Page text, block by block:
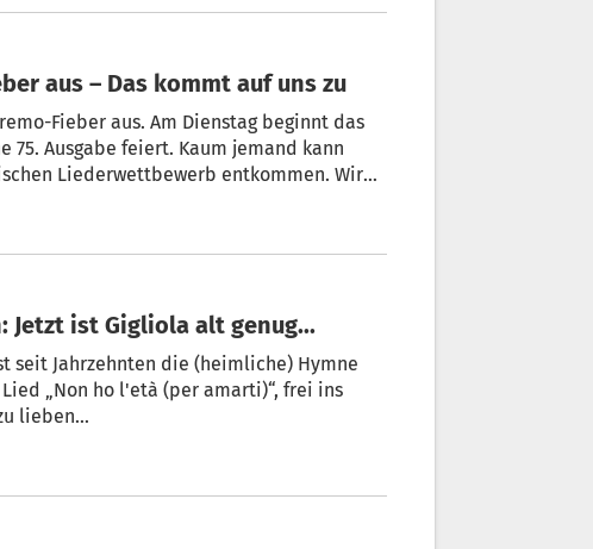
aus – Das kommt auf uns zu
75. Ausgabe feiert. Kaum jemand kann
Liederwettbewerb entkommen. Wir
Jetzt ist Gigliola alt genug...
seit Jahrzehnten die (heimliche) Hymne
„Non ho l'età (per amarti)“, frei ins
lieben...